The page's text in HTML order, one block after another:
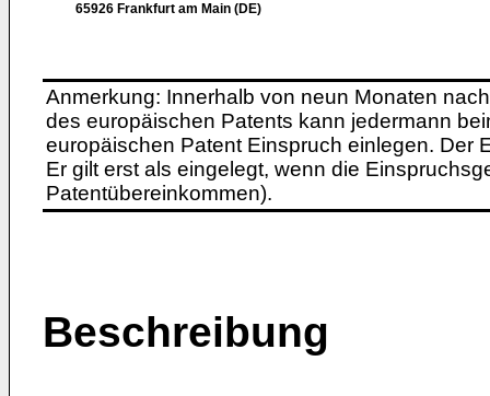
65926 Frankfurt am Main (DE)
Anmerkung: Innerhalb von neun Monaten
des europäischen Patents kann jedermann
europäischen Patent Einspruch einlegen. Der
Er gilt erst als eingelegt, wenn die
Patentübereinkommen).
Beschreibung